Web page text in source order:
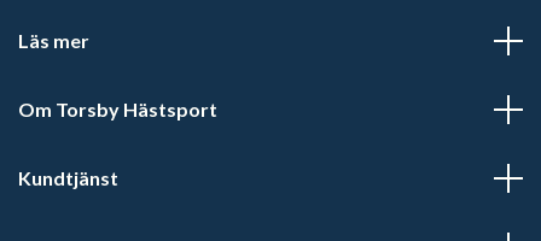
Läs mer
Om Torsby Hästsport
Kundtjänst